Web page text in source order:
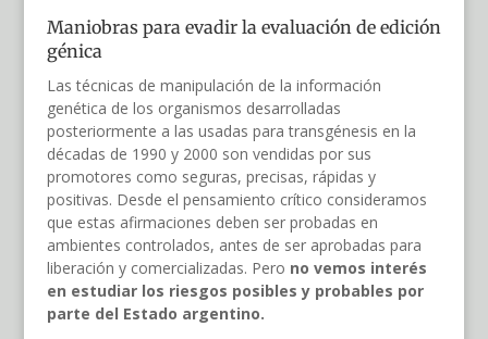
Maniobras para evadir la evaluación de edición
génica
Las técnicas de manipulación de la información
genética de los organismos desarrolladas
posteriormente a las usadas para transgénesis en la
décadas de 1990 y 2000 son vendidas por sus
promotores como seguras, precisas, rápidas y
positivas. Desde el pensamiento crítico consideramos
que estas afirmaciones deben ser probadas en
ambientes controlados, antes de ser aprobadas para
liberación y comercializadas. Pero no vemos interés
en estudiar los riesgos posibles y probables por
parte del Estado argentino.